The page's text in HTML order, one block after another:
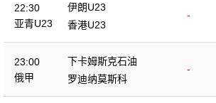
22:30
亚青U23
伊朗U23
-
香港U23
23:00
俄甲
下卡姆斯克石油
-
罗迪纳莫斯科